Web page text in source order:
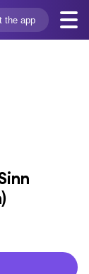
the app